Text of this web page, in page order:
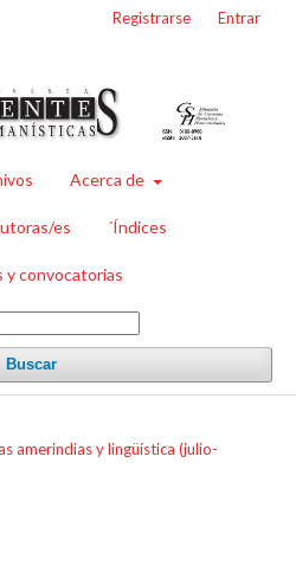
Acerca de
es ´Índices
y convocatorias
Buscar
Registrarse Entrar
amerindias y lingüística (julio-